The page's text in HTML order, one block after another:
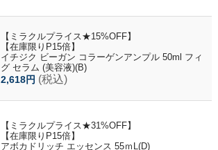
【ミラクルプライス★15%OFF】
【在庫限りP15倍】
イチジク ビーガン コラーゲンアンプル 50ml フィ
グ セラム (美容液)(B)
2,618円 (税込)
【ミラクルプライス★31%OFF】
【在庫限りP15倍】
アボカドリッチ エッセンス 55ｍL(D)